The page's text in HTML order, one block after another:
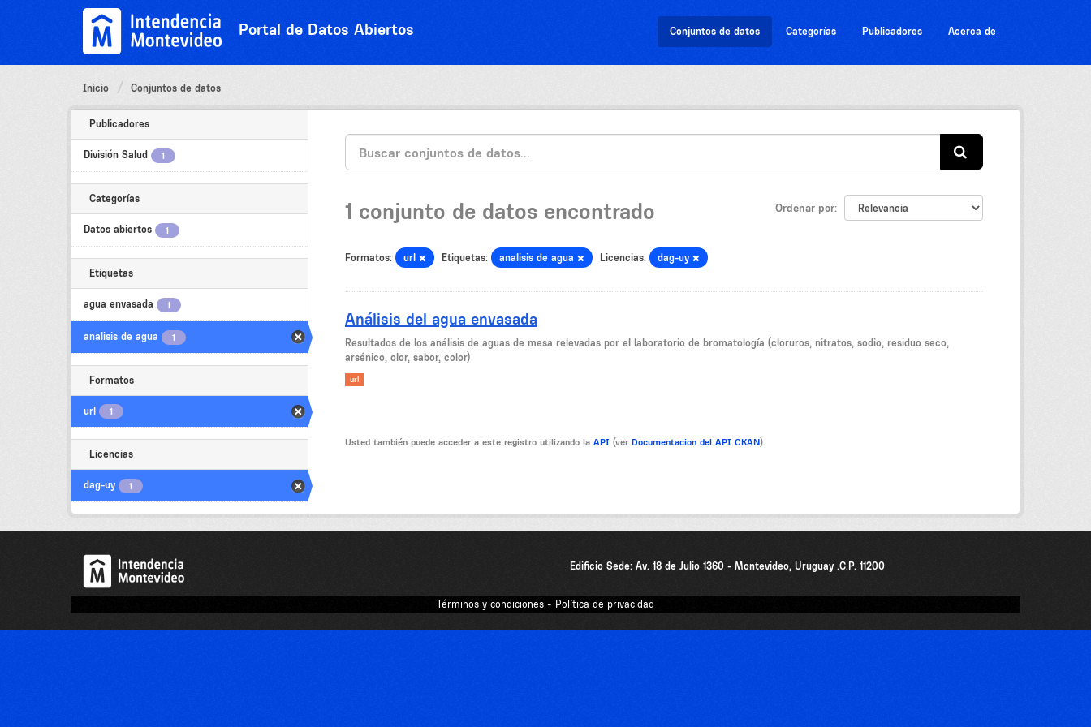
Portal de Datos Abiertos Conjuntos de datos Categorías Publicadores Acerca de
Inicio Conjuntos de datos
Publicadores
División Salud 1
Categorías
Datos abiertos 1
Etiquetas
agua envasada 1
analisis de agua 1
Formatos
url 1
Licencias
dag-uy 1
Ordenar por
1 conjunto de datos encontrado
Formatos: url Etiquetas: analisis de agua Licencias: dag-uy
Análisis del agua envasada
​Resultados de los análisis de aguas de mesa relevadas por el laboratorio de bromatología (cloruros, nitratos, sodio, residuo seco,
arsénico, olor, sabor, color)
url
Usted también puede acceder a este registro utilizando la API (ver Documentacion del API CKAN).
Edificio Sede: Av. 18 de Julio 1360 - Montevideo, Uruguay .C.P. 11200
Términos y condiciones - Política de privacidad